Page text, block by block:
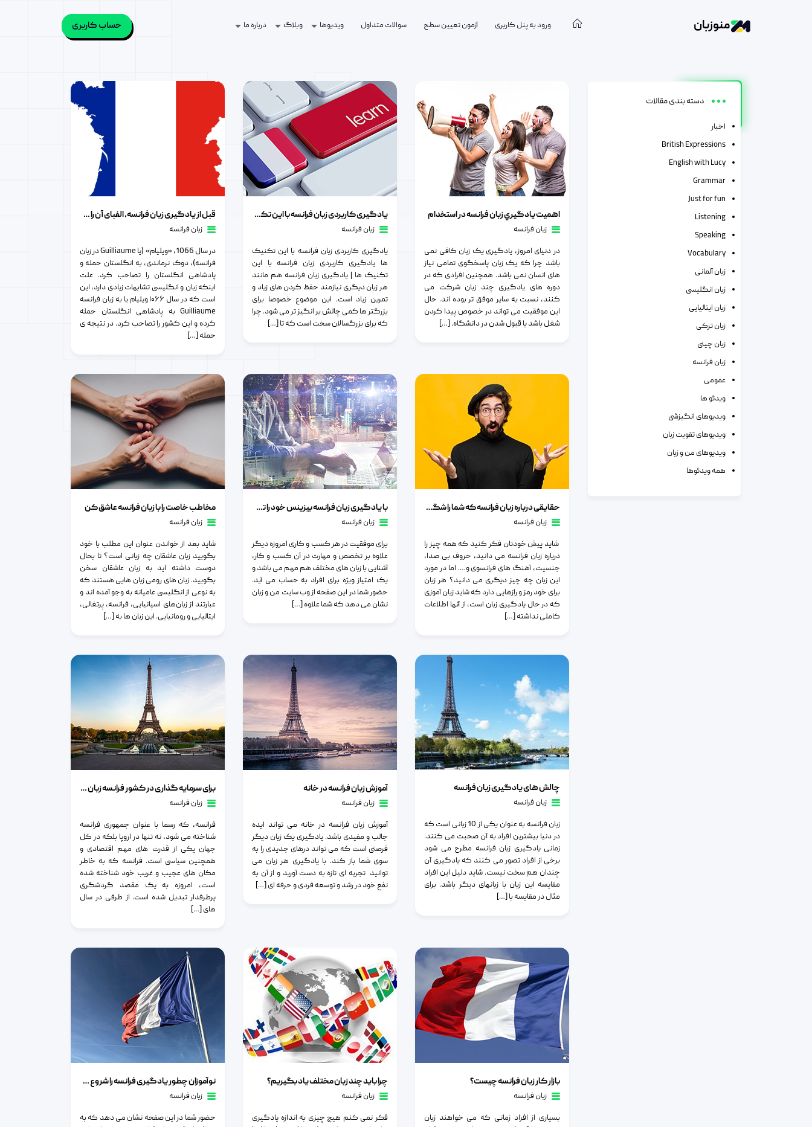
منوزبان ورود به پنل کاربری آزمون تعیین سطح سوالات متداول ویدیوها وبلاگ درباره ما حساب کاربری
اهميت يادگيري زبان فرانسه در استخدام
زبان فرانسه
در دنیای امروز، یادگیری یک زبان کافی نمی
باشد چرا که یک زبان پاسخگوی تمامی نیاز
های انسان نمی باشد. همچنین افرادی که در
دوره های یادگیری چند زبان شرکت می
کنند، نسبت به سایر موفق تر بوده اند. حال
این موفقیت می تواند در خصوص پیدا کردن
شغل باشد یا قبول شدن در دانشگاه. […]
یادگیری کاربردی زبان فرانسه با این تکنیک ها
زبان فرانسه
یادگیری کاربردی زبان فرانسه با این تکنیک
ها یادگیری کاربردی زبان فرانسه با این
تکنیک ها | یادگیری زبان فرانسه هم مانند
هر زبان دیگری نیازمند حفظ کردن های زیاد و
تمرین زیاد است. این موضوع خصوصا برای
بزرگتر ها کمی چالش بر انگیز تر می شود. چرا
که برای بزرگسالان سخت است که تا […]
قبل از یادگیری زبان فرانسه، الفبای آن را یاد بگیرید
زبان فرانسه
در سال 1066، «ویلیام» (یا Guilliaume در زبان
فرانسه)، دوک نرماندی، به انگلستان حمله و
پادشاهی انگلستان را تصاحب کرد. علت
اینکه زبان و انگلیسی تشابهات زیادی دارد، این
است که در سال ۱۰۶۶ ویلیام یا به زبان فرانسه
Guilliaume به پادشاهی انگلستان حمله
کرده و این کشور را تصاحب کرد. در نتیجه ی
حمله […]
حقایقی درباره زبان فرانسه که شما را شگفت زده می کند
زبان فرانسه
شاید پیش خودتان فکر کنید که همه چیز را
درباره زبان فرانسه می دانید، حروف بی صدا،
جنسیت، آهنگ های فرانسوی و…. اما در مورد
این زبان چه چیز دیگری می دانید؟ هر زبان
برای خود رمز و رازهایی دارد که شاید زبان آموزی
که در حال یادگیری زبان است، از آنها اطلاعات
کاملی نداشته […]
با یادگیری زبان فرانسه بیزینس خود را توسعه دهید
زبان فرانسه
برای موفقیت در هر کسب و کاری امروزه دیگر
علاوه بر تخصص و مهارت در آن کسب و کار،
آشنایی با زبان های مختلف هم مهم می باشد و
یک امتیاز ویژه برای افراد به حساب می آید.
حضور شما در این صفحه از وب سایت من و زبان
نشان می دهد که شما علاوه […]
مخاطب خاصت را با زبان فرانسه عاشق کن
زبان فرانسه
شاید بعد از خواندن عنوان این مطلب با خود
بگویید زبان عاشقان چه زبانی است؟ تا بحال
دوست داشته اید به زبان عاشقان سخن
بگویید. زبان‌ های رومی زبان‌ هایی هستند که
به نوعی از انگلیسی عامیانه به وجو آمده اند و
عبارتند از زبان‌های اسپانیایی، فرانسه، پرتغالی،
ایتالیایی و رومانیایی. این زبان ها به […]
چالش های یادگیری زبان فرانسه
زبان فرانسه
زبان فرانسه به عنوان یکی از 10 زبانی است که
در دنیا بیشترین افراد به آن صحبت می کنند.
زمانی یادگیری زبان فرانسه مطرح می شود
برخی از افراد تصور می کنند که یادگیری آن
چندان هم سخت نیست. شاید دلیل این افراد
مقایسه این زبان با زبانهای دیگر باشد. برای
مثال در مقایسه با […]
آموزش زبان فرانسه در خانه
زبان فرانسه
آموزش زبان فرانسه در خانه می تواند ایده
جالب و مفیدی باشد. یادگیری یک زبان دیگر
فرصتی است که می تواند درهای جدیدی را به
سوی شما باز کند. با یادگیری هر زبان می
توانید تجربه ای تازه به دست آورید و از آن به
نفع خود در رشد و توسعه فردی و حرفه ای […]
برای سرمایه گذاری در کشور فرانسه زبان فرانسوی را بیاموزیم
زبان فرانسه
فرانسه، که رسما با عنوان جمهوری فرانسه
شناخته می شود، نه تنها در اروپا بلکه در کل
جهان یکی از قدرت های مهم اقتصادی و
همچنین سیاسی است. فرانسه که به خاطر
مکان های عجیب و غریب خود شناخته شده
است، امروزه به یک مقصد گردشگری
پرطرفدار تبدیل شده است. از طرفی در سال
های […]
بازار کار زبان فرانسه چیست؟
زبان فرانسه
بسیاری از افراد زمانی که می خواهند زبان
چرا باید چند زبان مختلف یاد بگیریم؟
زبان فرانسه
فکر نمی کنم هیچ چیزی به اندازه یادگیری
نوآموزان چطور یادگیری فرانسه را شروع کنند؟
زبان فرانسه
حضور شما در این صفحه نشان می دهد که به
دسته بندی مقالات
اخبار
British Expressions
English with Lucy
Grammar
Just for fun
Listening
Speaking
Vocabulary
زبان آلمانی
زبان انگلیسی
زبان ایتالیایی
زبان ترکی
زبان چینی
زبان فرانسه
عمومی
ویدئو ها
ویدیوهای انگیزشی
ویدیوهای تقویت زبان
ویدیوهای من و زبان
همه ویدئوها